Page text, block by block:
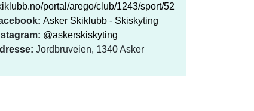
portal/arego/club/1243/sport/52
Asker Skiklubb - Skiskyting
@askerskiskyting
Jordbruveien, 1340 Asker